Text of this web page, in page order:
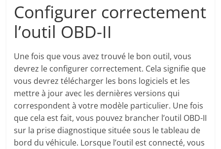
Configurer correctement
l’outil OBD-II
Une fois que vous avez trouvé le bon outil, vous
devrez le configurer correctement. Cela signifie que
vous devrez télécharger les bons logiciels et les
mettre à jour avec les dernières versions qui
correspondent à votre modèle particulier. Une fois
que cela est fait, vous pouvez brancher l’outil OBD-II
sur la prise diagnostique située sous le tableau de
bord du véhicule. Lorsque l’outil est connecté, vous